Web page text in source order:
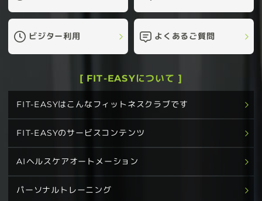
ビジター利用 よくあるご質問
[ FIT-EASYについて ]
FIT-EASYはこんなフィットネスクラブです
FIT-EASYのサービスコンテンツ
AIヘルスケアオートメーション
パーソナルトレーニング